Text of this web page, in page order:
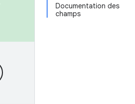
Documentation des
champs